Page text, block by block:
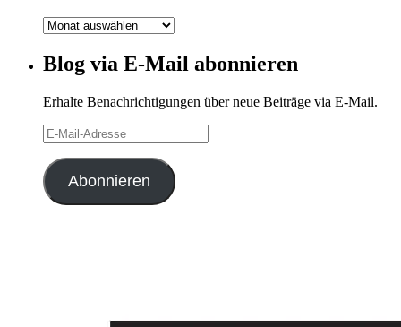
Blog-
Blog via E-Mail abonnieren
Erhalte Benachrichtigungen über neue Beiträge via E-Mail.
E-
Mail-
Adresse
Abonnieren